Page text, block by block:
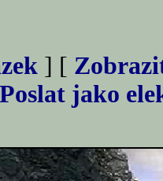
] [
Poslat jako